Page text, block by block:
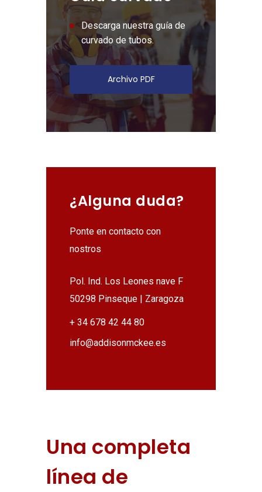
Descarga nuestra guía de
curvado de tubos.
Archivo PDF
¿Alguna duda?
Ponte en contacto con
nostros
Pol. Ind. Los Leones nave F
50298 Pinseque | Zaragoza
+ 34 678 42 44 80
info@addisonmckee.es
Una completa
línea de